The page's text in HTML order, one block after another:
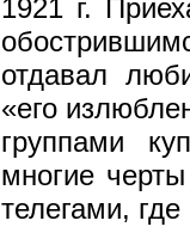
1921 г.
отдавал
«его
группами
многие
телегами,